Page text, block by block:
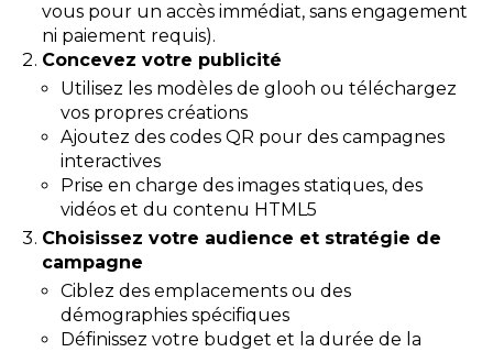
vous pour un accès immédiat, sans engagement
ni paiement requis).
Concevez votre publicité
Utilisez les modèles de glooh ou téléchargez
vos propres créations
Ajoutez des codes QR pour des campagnes
interactives
Prise en charge des images statiques, des
vidéos et du contenu HTML5
Choisissez votre audience et stratégie de
campagne
Ciblez des emplacements ou des
démographies spécifiques
Définissez votre budget et la durée de la